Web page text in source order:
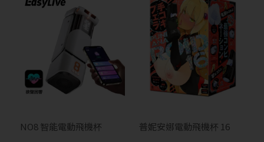
NO8 智能電動飛機杯
普妮安娜電動飛機杯 16